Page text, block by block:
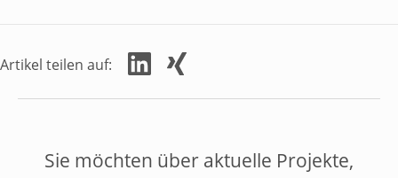
Artikel teilen auf:
Sie möchten über aktuelle Projekte,
THEMIS
Mitglied werden